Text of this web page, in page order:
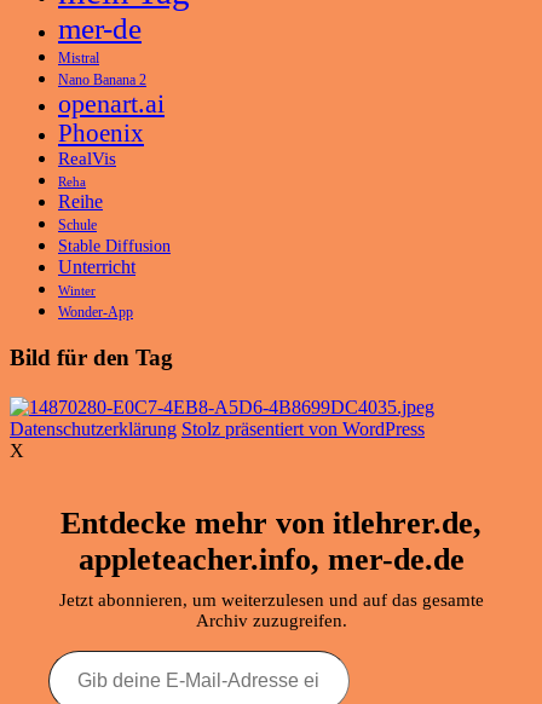
mer-de
Mistral
Nano Banana 2
openart.ai
Phoenix
RealVis
Reha
Reihe
Schule
Stable Diffusion
Unterricht
Winter
Wonder-App
Bild für den Tag
Datenschutzerklärung Stolz präsentiert von WordPress
X
Entdecke mehr von itlehrer.de,
appleteacher.info, mer-de.de
Jetzt abonnieren, um weiterzulesen und auf das gesamte
Archiv zuzugreifen.
Gib
deine